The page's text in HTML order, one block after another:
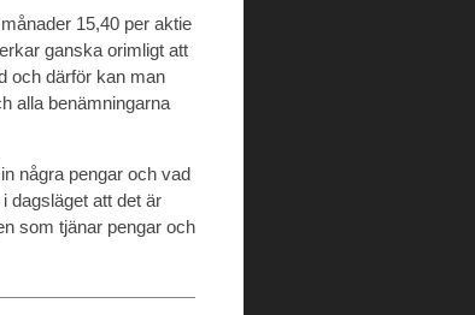
15,40 per aktie
ganska orimligt att
och därför kan man
alla benämningarna
några pengar och vad
dagsläget att det är
som tjänar pengar och